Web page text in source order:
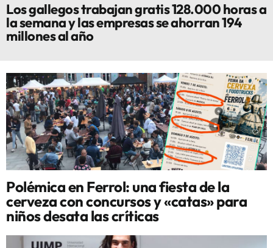
Los gallegos trabajan gratis 128.000 horas a
la semana y las empresas se ahorran 194
millones al año
Polémica en Ferrol: una fiesta de la
cerveza con concursos y «catas» para
niños desata las críticas